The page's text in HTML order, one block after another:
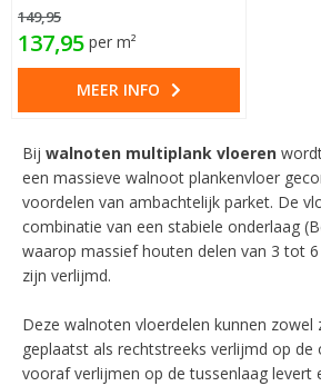
149,95
137,95 per m²
MEER INFO
Bij walnoten multiplank vloeren
een massieve walnoot plankenvloer
voordelen van ambachtelijk parket. De
combinatie van een stabiele onderlaag
waarop massief houten delen van 3 tot
zijn verlijmd.
Deze walnoten vloerdelen kunnen zowel
geplaatst als rechtstreeks verlijmd op de
vooraf verlijmen op de tussenlaag levert